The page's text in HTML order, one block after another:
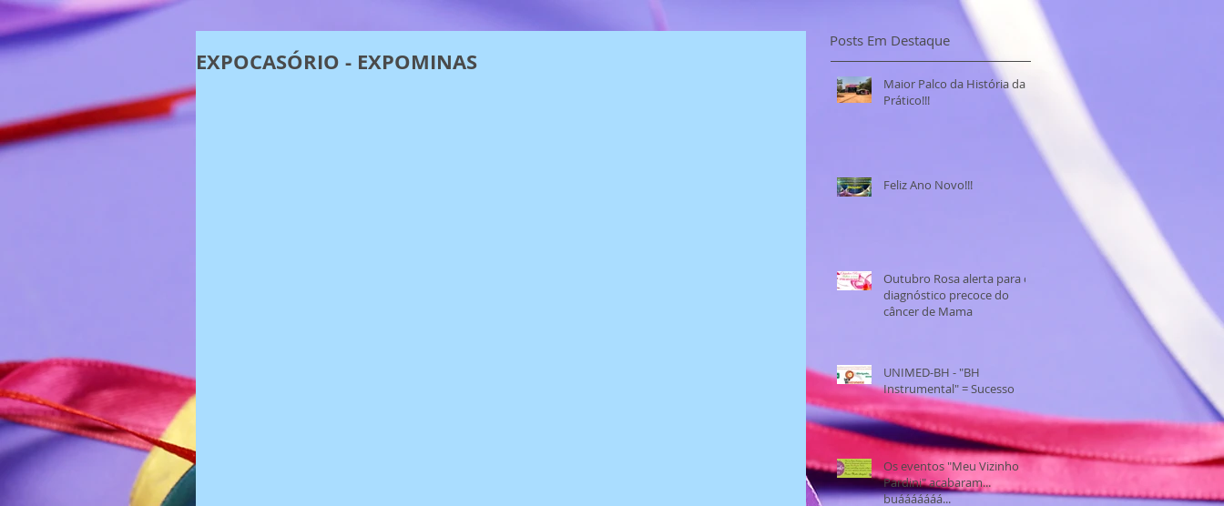
EXPOCASÓRIO - EXPOMINAS
Posts Em Destaque
Maior Palco da História da
Prático!!!
Feliz Ano Novo!!!
Outubro Rosa alerta para o
diagnóstico precoce do
câncer de Mama
UNIMED-BH - "BH
Instrumental" = Sucesso
Os eventos "Meu Vizinho
Pardini" acabaram...
buááááááá...